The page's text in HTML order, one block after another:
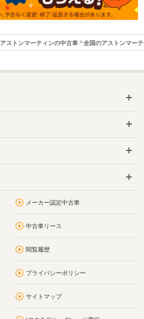
アストンマーティンの中古車 全国のアストンマー
メーカー認定中古車
中古車リース
閲覧履歴
プライバシーポリシー
サイトマップ